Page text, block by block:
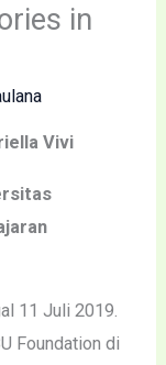
in
Vivi
11 Juli 2019.
Foundation di